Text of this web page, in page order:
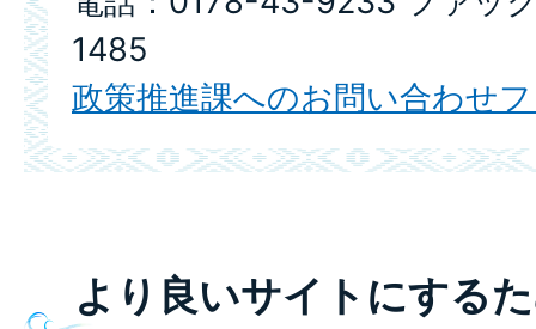
1485
政策推進課へのお問い合わせ
より良いサイトにする